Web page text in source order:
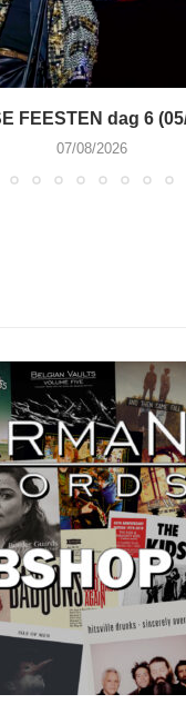
FEESTEN dag 6
07/08/2026